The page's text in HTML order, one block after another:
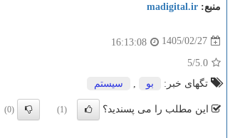
منبع: madigital.ir
1405/02/27
16:13:08
5.0
/5
تگهای خبر:
بو سیستم
این مطلب را می پسندید؟ (1)
(0)